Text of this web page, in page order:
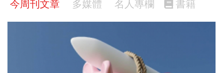
今周刊文章 多媒體 名人專欄 書籍